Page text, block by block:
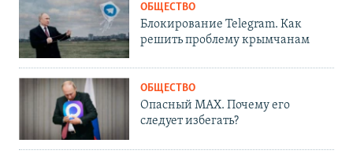
ОБЩЕСТВО
Блокирование Telegram. Как
решить проблему крымчанам
ОБЩЕСТВО
Опасный MAX. Почему его
следует избегать?